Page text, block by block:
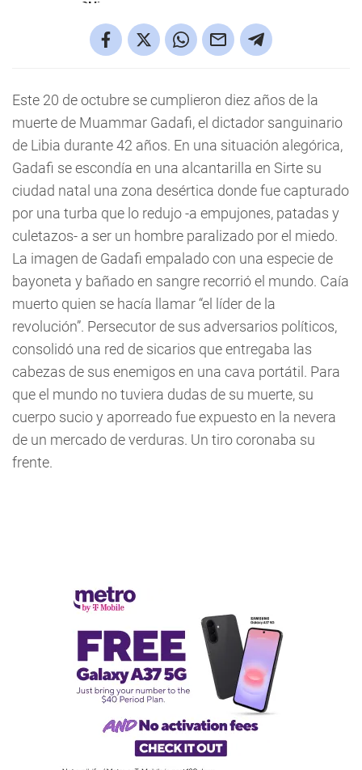
Este 20 de octubre se cumplieron diez años de la
muerte de Muammar Gadafi, el dictador sanguinario
de Libia durante 42 años. En una situación alegórica,
Gadafi se escondía en una alcantarilla en Sirte su
ciudad natal una zona desértica donde fue capturado
por una turba que lo redujo -a empujones, patadas y
culetazos- a ser un hombre paralizado por el miedo.
La imagen de Gadafi empalado con una especie de
bayoneta y bañado en sangre recorrió el mundo. Caía
muerto quien se hacía llamar “el líder de la
revolución”. Persecutor de sus adversarios políticos,
consolidó una red de sicarios que entregaba las
cabezas de sus enemigos en una cava portátil. Para
que el mundo no tuviera dudas de su muerte, su
cuerpo sucio y aporreado fue expuesto en la nevera
de un mercado de verduras. Un tiro coronaba su
frente.